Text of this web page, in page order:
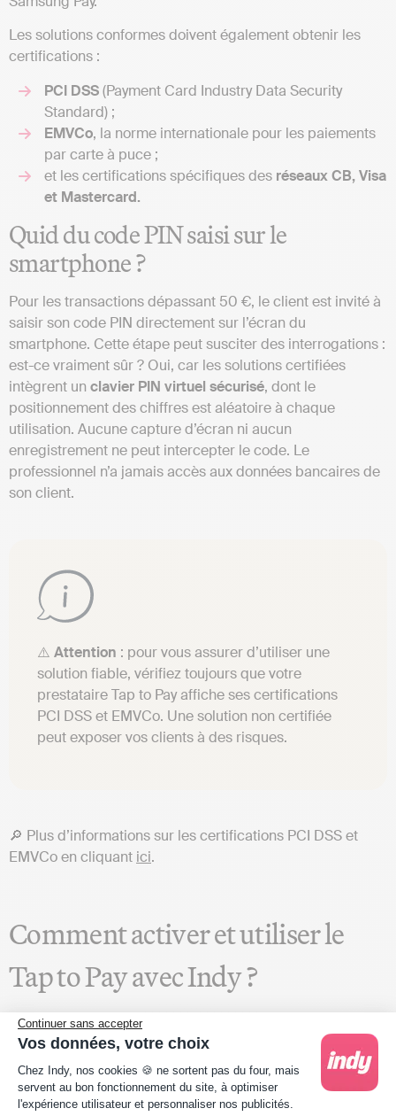
Continuer sans accepter
Vos données, votre choix
Plateforme de Gestion du Consentement :
Chez Indy, nos cookies 🍪 ne sortent pas du four, mais
servent au bon fonctionnement du site, à optimiser
l'expérience utilisateur et personnaliser nos publicités.
Les solutions conformes doivent également obtenir les
certifications :
PCI DSS(Payment Card Industry Data Security
Standard) ;
EMVCo, la norme internationale pour les paiements
par carte à puce ;
et les certifications spécifiques des réseaux CB, Visa
et Mastercard.
Quid du code PIN saisi sur le
smartphone ?
Pour les transactions dépassant 50 €, le client est invité à
saisir son code PIN directement sur l’écran du
smartphone. Cette étape peut susciter des interrogations :
est-ce vraiment sûr ? Oui, car les solutions certifiées
intègrent un clavier PIN virtuel sécurisé, dont le
positionnement des chiffres est aléatoire à chaque
utilisation. Aucune capture d’écran ni aucun
enregistrement ne peut intercepter le code. Le
professionnel n’a jamais accès aux données bancaires de
son client.
⚠️ Attention : pour vous assurer d’utiliser une
solution fiable, vérifiez toujours que votre
prestataire Tap to Pay affiche ses certifications
PCI DSS et EMVCo. Une solution non certifiée
peut exposer vos clients à des risques.
🔎 Plus d’informations sur les certifications PCI DSS et
EMVCo en cliquant ici.
Comment activer et utiliser le
Tap to Pay avec Indy ?
Le Tap to Pay intégré dans votre
application Indy
Indypropose le Tap to Pay directement intégré dans